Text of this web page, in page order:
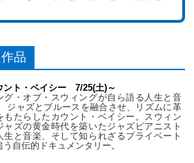
品
ント・ベイシー 7/25(土)～
グ・オブ・スウィングが自ら語る人生と音
ジャズとブルースを融合させ、リズムに革
もたらしたカウント・ベイシー。スウィン
ャズの黄金時代を築いたジャズピアニスト
生と音楽、そして知られざるプライベート
う自伝的ドキュメンタリー。